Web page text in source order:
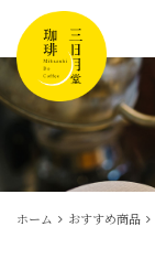
ホーム おすすめ商品